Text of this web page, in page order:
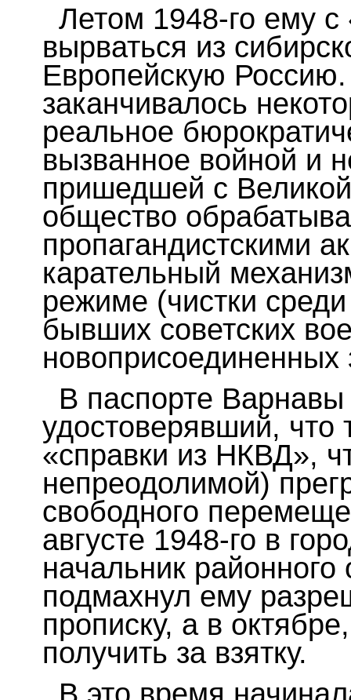
Летом 1948-го ему
вырваться из
Европейскую
заканчивалось
реальное
вызванное войной и
пришедшей с
общество
пропагандистскими
карательный
режиме (чистки
бывших советских
В паспорте
удостоверявший, что
«справки из НКВД»,
непреодолимой)
свободного
авгу­сте 1948-го в
начальник
подмахнул ему
прописку, а в
получить за взятку.
В это время